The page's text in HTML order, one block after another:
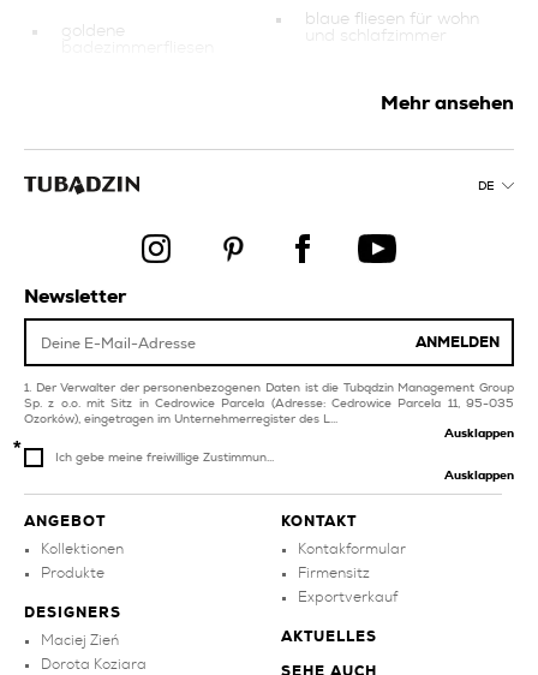
goldene
spa-fliesen
graue
weiße pool und spa-
marineblaue
küchenfliesen
rote
blaue fliesen für wohn
und schlafzimmer
braune fliesen für wohn
fliesen für wohn und
creme fliesen
Mehr ansehen
DE
ANGEBOT
Kollektionen
Produkte
DESIGNERS
Maciej Zień
Dorota Koziara
KONTAKT
Kontakformular
Firmensitz
Exportverkauf
AKTUELLES
SEHE AUCH
Newsletter
ANMELDEN
Der Verwalter der personenbezogenen Daten ist die Tubądzin Management Group
Sp. z o.o. mit Sitz in Cedrowice Parcela (Adresse: Cedrowice Parcela 11, 95-035
Ozorków), eingetragen im Unternehmerregister des L...
Ausklappen
Ich gebe meine freiwillige Zustimmun...
Ausklappen